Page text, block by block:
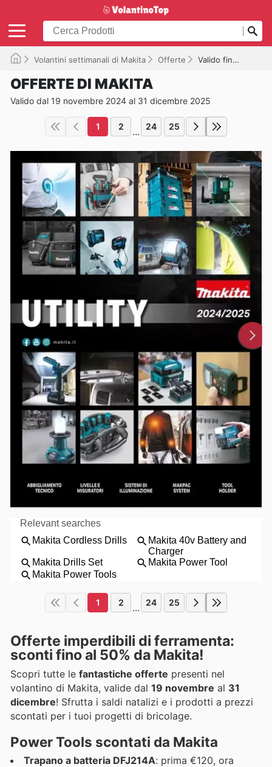
Volantini settimanali di Makita Offerte Valido fino al 31/12/2025
OFFERTE DI MAKITA
Valido dal 19 novembre 2024 al 31 dicembre 2025
1 2 ... 24 25
1 2 ... 24 25
Offerte imperdibili di ferramenta:
sconti fino al 50% da Makita!
Scopri tutte le fantastiche offerte presenti nel
volantino di Makita, valide dal 19 novembre al 31
dicembre! Sfrutta i saldi natalizi e i prodotti a prezzi
scontati per i tuoi progetti di bricolage.
Power Tools scontati da Makita
Trapano a batteria DFJ214A: prima €120, ora